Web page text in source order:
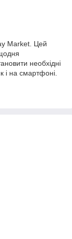
Market. Цей
необхідні
і на смартфоні.